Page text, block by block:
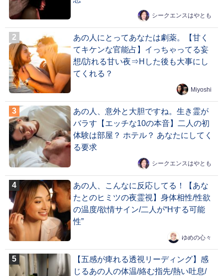
シークエンスはやとも
あの人にとってあなたは劇薬。【甘く
てキケンな官能占】イっちゃってる妄
想/訪れる甘い夜⇒Hした後も大事にし
てくれる？
Miyoshi
あの人、意外と大胆ですね。生き霊が
バラす【エッチな10の本音】二人の初
体験は部屋？ ホテル？ あなたにしてく
る要求
シークエンスはやとも
あの人、こんなに反応してる！【あな
たとのヒミツの夜霊視】身体相性/性欲
の温度/欲情サイン/二人が“Hする可能
性”
ゆめの心々
【五感が痺れる透視リーディング】感
じるあの人の体温/絡む指先/熱い吐息/